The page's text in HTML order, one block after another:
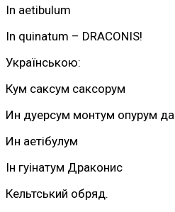
In aetibulum
In quinatum – DRACONIS!
Українською:
Кум саксум саксорум
Ин дуерсум монтум опурум да
Ин аетібулум
Ін гуінатум Драконис
Кельтський обряд.